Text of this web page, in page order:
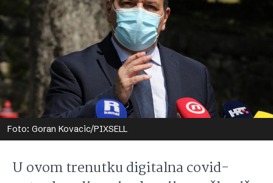
Foto: Goran Kovacic/PIXSELL
U ovom trenutku digitalna covid-